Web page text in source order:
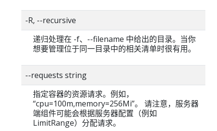
-R, --recursive
递归处理在 -f、--filename 中给出的目录。当你
想要管理位于同一目录中的相关清单时很有用。
--requests string
指定容器的资源请求。例如，
“cpu=100m,memory=256Mi”。 请注意，服务器
端组件可能会根据服务器配置（例如
LimitRange）分配请求。